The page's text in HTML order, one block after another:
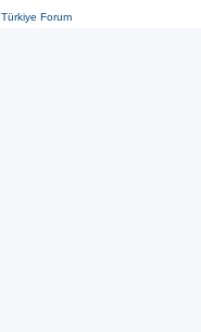
Türkiye Forum